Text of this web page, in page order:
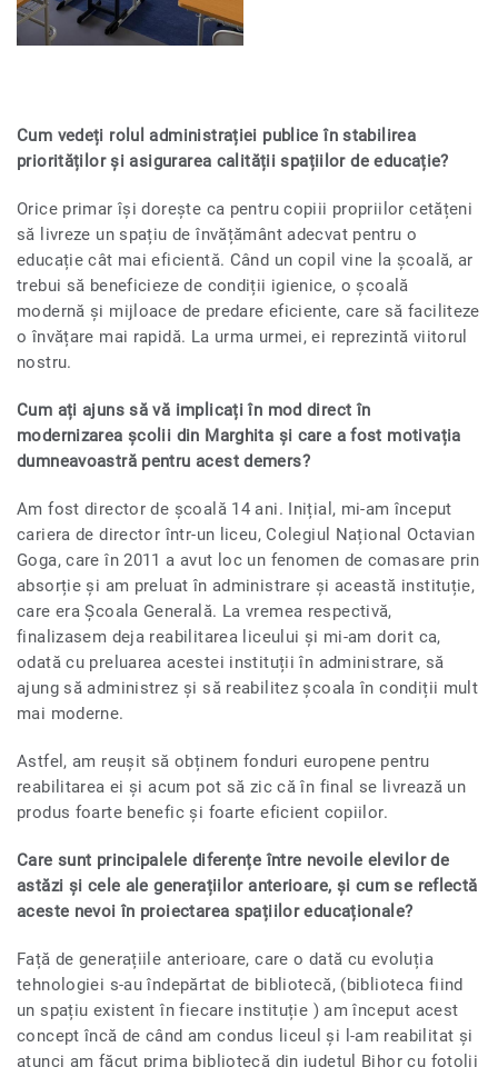
Cum vedeți rolul administrației publice în stabilirea
priorităților și asigurarea calității spațiilor de educație?
Orice primar își dorește ca pentru copiii propriilor cetățeni
să livreze un spațiu de învățământ adecvat pentru o
educație cât mai eficientă. Când un copil vine la școală, ar
trebui să beneficieze de condiții igienice, o școală
modernă și mijloace de predare eficiente, care să faciliteze
o învățare mai rapidă. La urma urmei, ei reprezintă viitorul
nostru.
Cum ați ajuns să vă implicați în mod direct în
modernizarea școlii din Marghita și care a fost motivația
dumneavoastră pentru acest demers?
Am fost director de școală 14 ani. Inițial, mi-am început
cariera de director într-un liceu, Colegiul Național Octavian
Goga, care în 2011 a avut loc un fenomen de comasare prin
absorție și am preluat în administrare și această instituție,
care era Școala Generală. La vremea respectivă,
finalizasem deja reabilitarea liceului și mi-am dorit ca,
odată cu preluarea acestei instituții în administrare, să
ajung să administrez și să reabilitez școala în condiții mult
mai moderne.
Astfel, am reușit să obținem fonduri europene pentru
reabilitarea ei și acum pot să zic că în final se livrează un
produs foarte benefic și foarte eficient copiilor.
Care sunt principalele diferențe între nevoile elevilor de
astăzi și cele ale generațiilor anterioare, și cum se reflectă
aceste nevoi în proiectarea spațiilor educaționale?
Față de generațiile anterioare, care o dată cu evoluția
tehnologiei s-au îndepărtat de bibliotecă, (biblioteca fiind
un spațiu existent în fiecare instituție ) am început acest
concept încă de când am condus liceul și l-am reabilitat și
atunci am făcut prima bibliotecă din județul Bihor cu fotolii